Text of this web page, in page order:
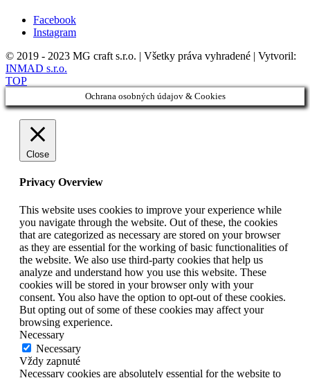
Facebook
Instagram
© 2019 - 2023 MG craft s.r.o. | Všetky práva vyhradené | Vytvoril:
INMAD s.r.o.
TOP
Ochrana osobných údajov & Cookies
Close
Privacy Overview
This website uses cookies to improve your experience while
you navigate through the website. Out of these, the cookies
that are categorized as necessary are stored on your browser
as they are essential for the working of basic functionalities of
the website. We also use third-party cookies that help us
analyze and understand how you use this website. These
cookies will be stored in your browser only with your
consent. You also have the option to opt-out of these cookies.
But opting out of some of these cookies may affect your
browsing experience.
Necessary
Necessary
Vždy zapnuté
Necessary cookies are absolutely essential for the website to